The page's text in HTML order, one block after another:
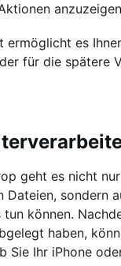
ermöglicht es
für die spätere
geht es nicht
Dateien, sondern
tun können.
haben,
Sie Ihr iPhone